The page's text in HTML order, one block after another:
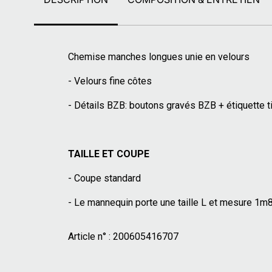
Chemise manches longues unie en velours
- Velours fine côtes
- Détails BZB: boutons gravés BZB + étiquette
TAILLE ET COUPE
- Coupe standard
- Le mannequin porte une taille L et mesure
Article n° : 200605416707